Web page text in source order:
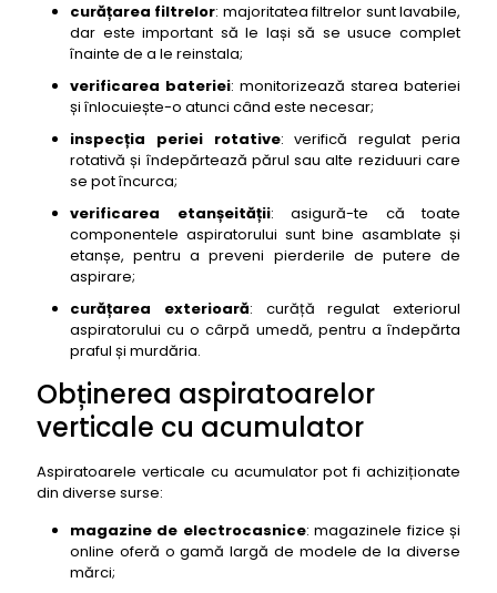
curățarea filtrelor: majoritatea filtrelor sunt lavabile,
dar este important să le lași să se usuce complet
înainte de a le reinstala;
verificarea bateriei: monitorizează starea bateriei
și înlocuiește-o atunci când este necesar;
inspecția periei rotative: verifică regulat peria
rotativă și îndepărtează părul sau alte reziduuri care
se pot încurca;
verificarea etanșeității: asigură-te că toate
componentele aspiratorului sunt bine asamblate și
etanșe, pentru a preveni pierderile de putere de
aspirare;
curățarea exterioară: curăță regulat exteriorul
aspiratorului cu o cârpă umedă, pentru a îndepărta
praful și murdăria.
Obținerea aspiratoarelor
verticale cu acumulator
Aspiratoarele verticale cu acumulator pot fi achiziționate
din diverse surse:
magazine de electrocasnice: magazinele fizice și
online oferă o gamă largă de modele de la diverse
mărci;